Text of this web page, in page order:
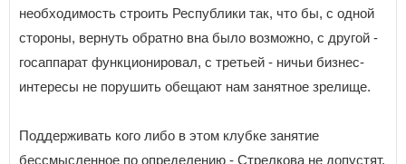
необходимость строить Республики так, что бы, с одной
стороны, вернуть обратно вна было возможно, с другой -
госаппарат функционировал, с третьей - ничьи бизнес-
интересы не порушить обещают нам занятное зрелище.
Поддерживать кого либо в этом клубке занятие
бессмысленное по определению - Стрелкова не допустят,